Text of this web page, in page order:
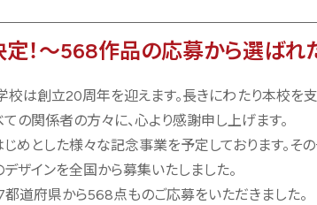
！〜568作品の応募から選ばれ
は創立20周年を迎えます。長きにわたり本校を支
の関係者の方々に、心より感謝申し上げます。
とした様々な記念事業を予定しております。そ
ザインを全国から募集いたしました。
道府県から568点ものご応募をいただきました。